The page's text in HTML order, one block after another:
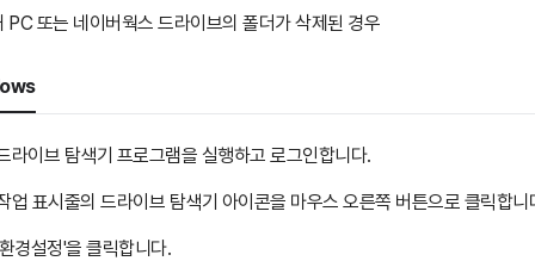
PC 또는 네이버웍스 드라이브의 폴더가 삭제된 경우
라이브 탐색기 프로그램을 실행하고 로그인합니다.
업 표시줄의 드라이브 탐색기 아이콘을 마우스 오른쪽 버튼으로 클릭합니
경설정'을 클릭합니다.